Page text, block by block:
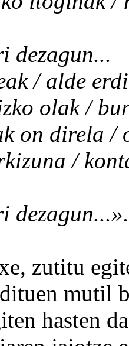
erdia
/
/
/
mutil
hasten